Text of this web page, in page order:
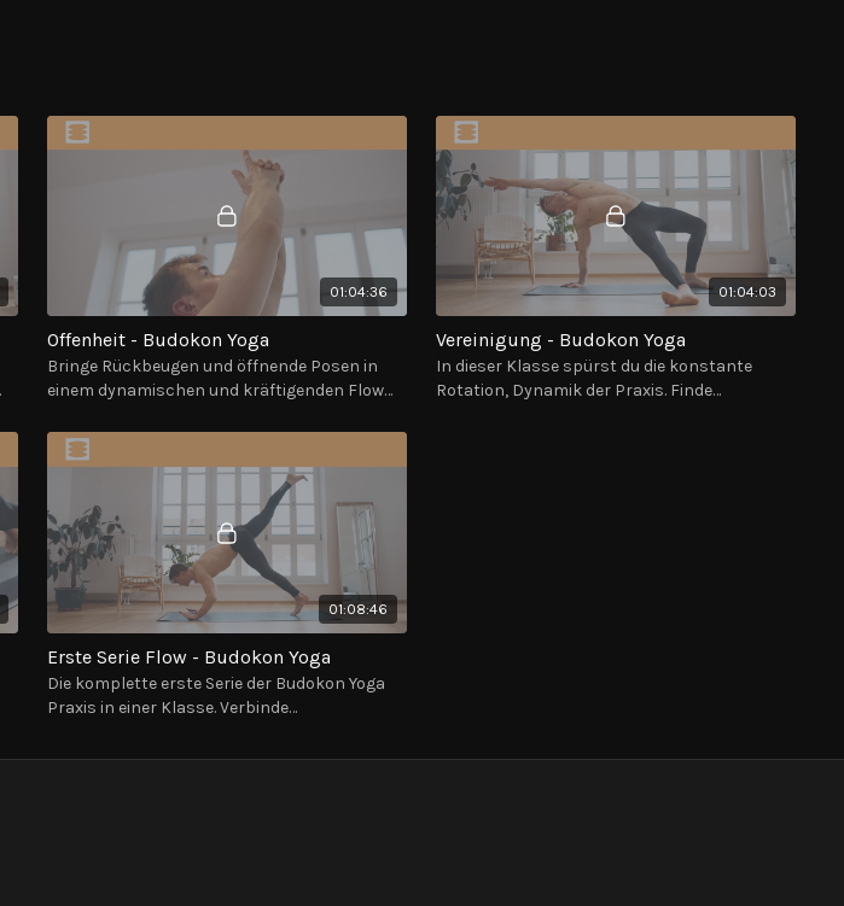
01:04:36
Offenheit - Budokon Yoga
Bringe Rückbeugen und öffnende Posen in
einem dynamischen und kräftigenden Flow
01:04:03
Vereinigung - Budokon Yoga
In dieser Klasse spürst du die konstante
Rotation, Dynamik der Praxis. Finde
01:08:46
Erste Serie Flow - Budokon Yoga
Die komplette erste Serie der Budokon Yoga
Praxis in einer Klasse. Verbinde
Yoga und Kampfkunst.